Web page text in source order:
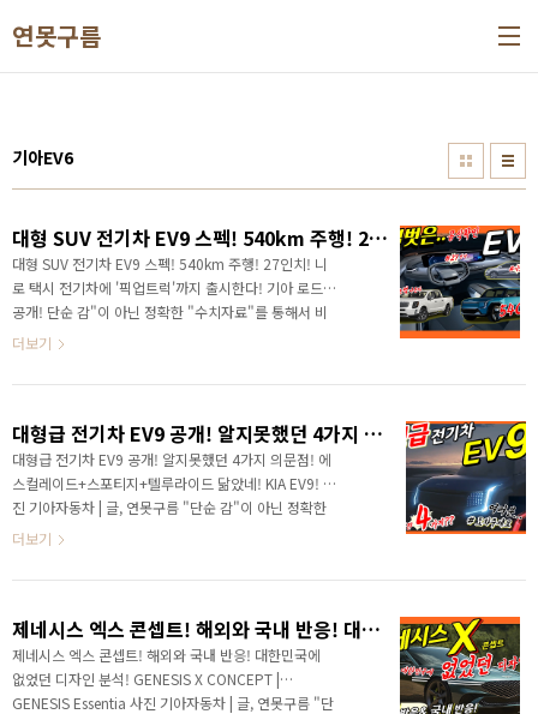
연못구름
기아EV6
대형 SUV 전기차 EV9 스펙! 540km 주행! 27인치! 니로 택시 전기차에 '픽업트럭'까지 출시한다! 기아 로드맵 공개!
대형 SUV 전기차 EV9 스펙! 540km 주행! 27인치! 니
로 택시 전기차에 '픽업트럭'까지 출시한다! 기아 로드맵
공개! 단순 감"이 아닌 정확한 "수치자료"를 통해서 비
교 분석 자료를 제시하는 연못구름입니다! 안녕하세요?
양한 차량이 출시되고 있지만... 많이 기다리는 차량은
게 높은 인기를 얻을 것으로 예상되는 차량은 이 차량이
죠! 바로 기아 EV9입니다. # 하단 영상으로 보시면 보다
세부적인 정보를 확인할 수 있습니다. 디자인 콘셉트는
작년 말에 공개했지만 공식으로 확인된 정보는 현재까
이를 통해서 기아는 전동화 시장에 대한 로드맵과 함..
더보기
대형급 전기차 EV9 공개! 알지못했던 4가지 의문점! 에스컬레이드+스포티지+텔루라이드 닮았네! KIA EV9!
대형급 전기차 EV9 공개! 알지못했던 4가지 의문점! 에
스컬레이드+스포티지+텔루라이드 닮았네! KIA EV9! 사
진 기아자동차 | 글, 연못구름 "단순 감"이 아닌 정확한
"수치자료"를 통해서 비교 분석 자료를 제시하는 연못구
형 SUV EV9 콘셉트 프리뷰가 공개되었습니다. 17일에
한적인 프리뷰만 공개가 되었습니다. 덕분에 기대했던
EV9의 세부적인 정보는 알 수 없었죠! 영상에서 일부만
잠시 보여주었기 때문에 외부 디자인의 실루엣 정도만 알
수 있었습니다. 제한적인 정보이지만 파헤쳐 보겠습니다.
더보기
제네시스 엑스 콘셉트! 해외와 국내 반응! 대한민국에 없었던 디자인 분석! GENESIS X CONCEPT | GENESIS Essentia
제네시스 엑스 콘셉트! 해외와 국내 반응! 대한민국에
없었던 디자인 분석! GENESIS X CONCEPT |
GENESIS Essentia 사진 기아자동차 | 글, 연못구름 "단